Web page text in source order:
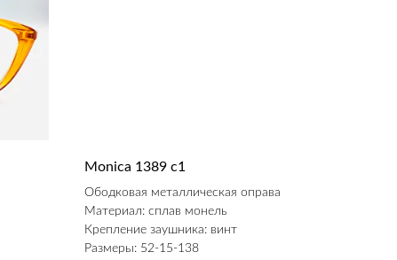
Monica 1389 c1
Ободковая металлическая оправа
Материал: сплав монель
Крепление заушника: винт
Размеры: 52-15-138